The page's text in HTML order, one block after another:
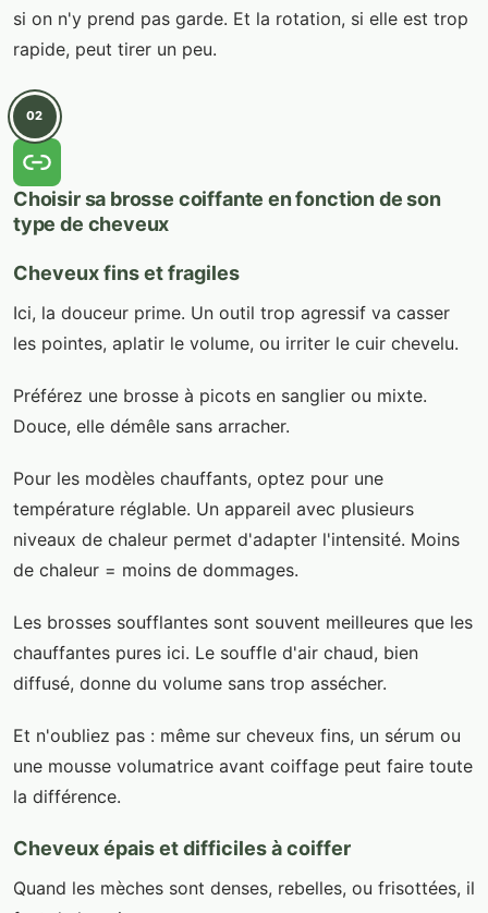
si on n'y prend pas garde. Et la rotation, si elle est trop
rapide, peut tirer un peu.
02
Choisir sa brosse coiffante en fonction de son
type de cheveux
Cheveux fins et fragiles
Ici, la douceur prime. Un outil trop agressif va casser
les pointes, aplatir le volume, ou irriter le cuir chevelu.
Préférez une brosse à picots en sanglier ou mixte.
Douce, elle démêle sans arracher.
Pour les modèles chauffants, optez pour une
température réglable. Un appareil avec plusieurs
niveaux de chaleur permet d'adapter l'intensité. Moins
de chaleur = moins de dommages.
Les brosses soufflantes sont souvent meilleures que les
chauffantes pures ici. Le souffle d'air chaud, bien
diffusé, donne du volume sans trop assécher.
Et n'oubliez pas : même sur cheveux fins, un sérum ou
une mousse volumatrice avant coiffage peut faire toute
la différence.
Cheveux épais et difficiles à coiffer
Quand les mèches sont denses, rebelles, ou frisottées, il